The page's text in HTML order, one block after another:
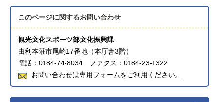
このページに関するお問い合わせ
観光文化スポーツ部文化振興課
由利本荘市尾崎17番地（本庁舎3階）
電話：0184-74-8034 ファクス：0184-23-1322
お問い合わせは専用フォームをご利用ください。